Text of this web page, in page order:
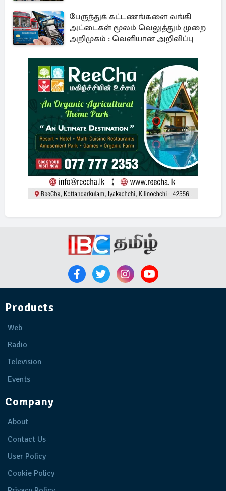
பேருந்துக் கட்டணங்களை வங்கி
அட்டைகள் மூலம் வெலுத்தும் முறை
அறிமுகம் : வெளியான அறிவிப்பு
Products
Web
Radio
Television
Events
Company
About
Contact Us
User Policy
Cookie Policy